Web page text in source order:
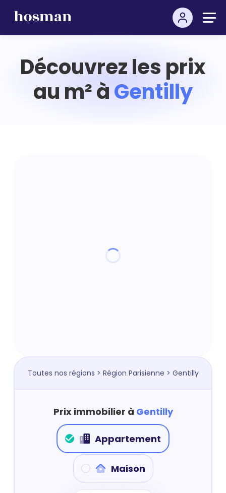
Découvrez les prix
au m² àGentilly
Toutes nos régions > Région Parisienne > Gentilly
Prix immobilier à Gentilly
Appartement
Maison